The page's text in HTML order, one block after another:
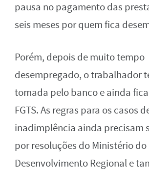
pausa no pagamento das
seis meses por quem fica
Porém, depois de muito tempo
desempregado, o trabalhador
tomada pelo banco e ainda
FGTS. As regras para os casos
inadimplência ainda precisam
por resoluções do Ministério do
Desenvolvimento Regional e